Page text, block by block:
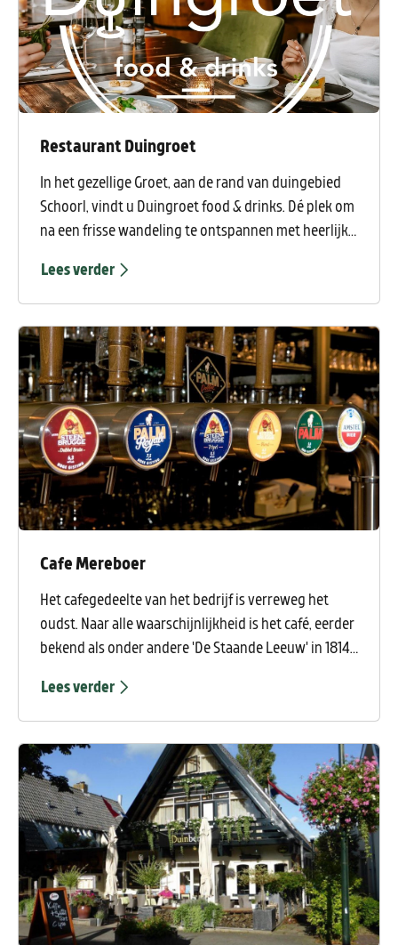
Restaurant Duingroet
In het gezellige Groet, aan de rand van duingebied
Schoorl, vindt u Duingroet food & drinks. Dé plek om
na een frisse wandeling te ontspannen met heerlijke
biefstuk, visgerechten, luxe broodjes,
pannenkoeken, eiergerechten en meer. Ook voor de
allerkleinsten is er keuze genoeg. Geniet in een
rustieke sfeer!
Lees verder
Cafe Mereboer
Het cafegedeelte van het bedrijf is verreweg het
oudst. Naar alle waarschijnlijkheid is het café, eerder
bekend als onder andere 'De Staande Leeuw' in 1814
diverse activiteiten georganiseerd. Zo is er minimaal
één keer per maand live muziek, vaak op
zaterdagavond en soms op zondagmiddag. In de
zomer is er wekelijks live muziek op de maandagen,
tijdens en na afloop van de avondbraderie rondom
het Witte Kerkje.
Lees verder